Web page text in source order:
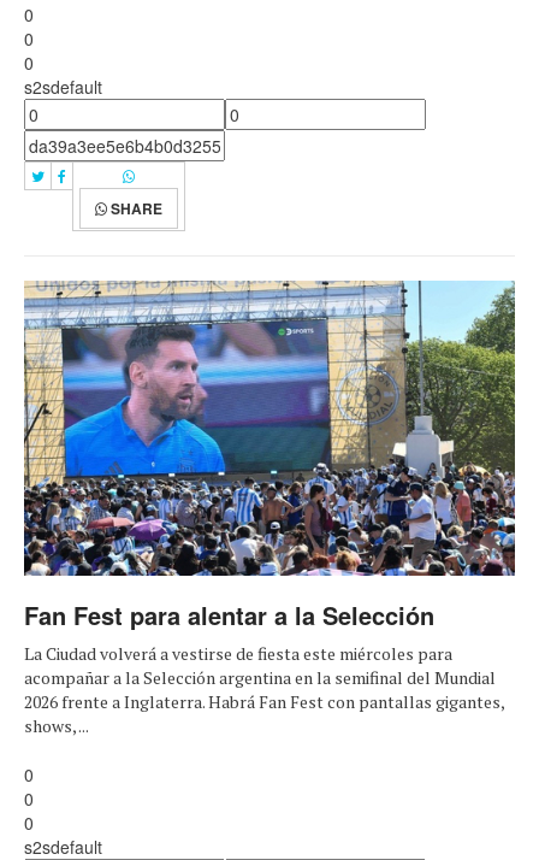
0
0
0
s2sdefault
SHARE
Fan Fest para alentar a la Selección
La Ciudad volverá a vestirse de fiesta este miércoles para
acompañar a la Selección argentina en la semifinal del Mundial
2026 frente a Inglaterra. Habrá Fan Fest con pantallas gigantes,
shows, ...
0
0
0
s2sdefault